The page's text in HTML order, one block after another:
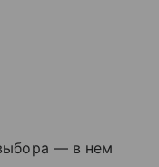
— в нем